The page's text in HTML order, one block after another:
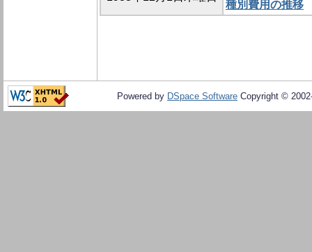
種別費用の推移
Powered by DSpace Software Copyright ©